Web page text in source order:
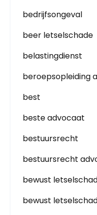
bedrijfsongeval
beer letselschade
belastingdienst
beroepsopleiding
best
beste advocaat
bestuursrecht
bestuursrecht
bewust
bewust